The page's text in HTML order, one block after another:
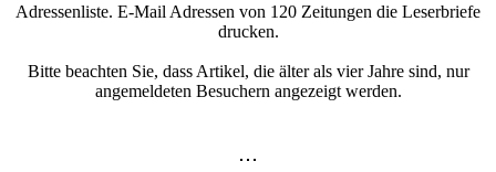
Adressenliste. E-Mail Adressen von 120 Zeitungen die Leserbriefe
drucken.
Bitte beachten Sie, dass Artikel, die älter als vier Jahre sind, nur
angemeldeten Besuchern angezeigt werden.